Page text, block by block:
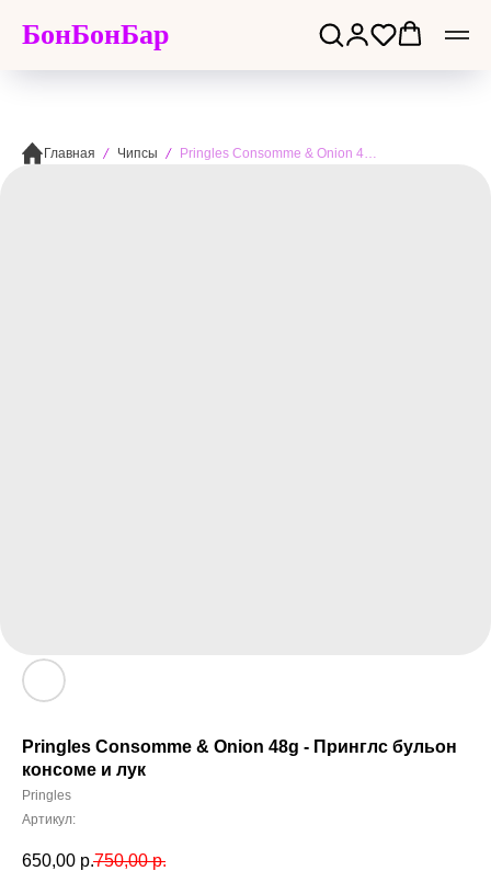
БонБонБар
Главная Чипсы Pringles Consomme & Onion 48g - Принглс бульон консоме и лук
Pringles Consomme & Onion 48g - Принглс бульон
консоме и лук
Pringles
Артикул:
650,00 р.750,00 р.